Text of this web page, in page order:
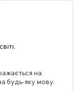
website, it is
and enrich the
SEO and AI
site design.
на
будь-яку мову.